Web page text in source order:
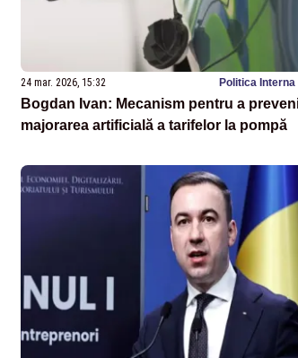
24 mar. 2026, 15:32 Politica Interna
Bogdan Ivan: Mecanism pentru a
majorarea artificială a tarifelor la pompă